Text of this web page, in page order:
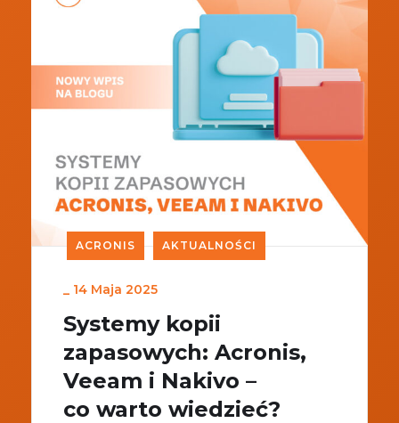
ACRONIS AKTUALNOŚCI
_ 14 Maja 2025
Systemy kopii
zapasowych: Acronis,
Veeam i Nakivo –
co warto wiedzieć?